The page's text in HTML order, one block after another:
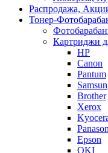
Распродажа,
Тонер-
Картриджи
HP
Canon
Pantum
Brother
Xerox
Epson
OKI